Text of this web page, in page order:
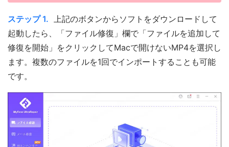
ステップ 1.
上記のボタンからソフトをダウンロードして
起動したら、「ファイル修復」欄で「ファイルを追加して
修復を開始」をクリックしてMacで開けないMP4を選択し
ます。複数のファイルを1回でインポートすることも可能
です。